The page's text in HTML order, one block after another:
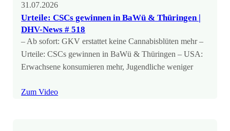
31.07.2026
Urteile: CSCs gewinnen in BaWü & Thüringen |
DHV-News # 518
– Ab sofort: GKV erstattet keine Cannabisblüten mehr –
Urteile: CSCs gewinnen in BaWü & Thüringen – USA:
Erwachsene konsumieren mehr, Jugendliche weniger
Zum Video